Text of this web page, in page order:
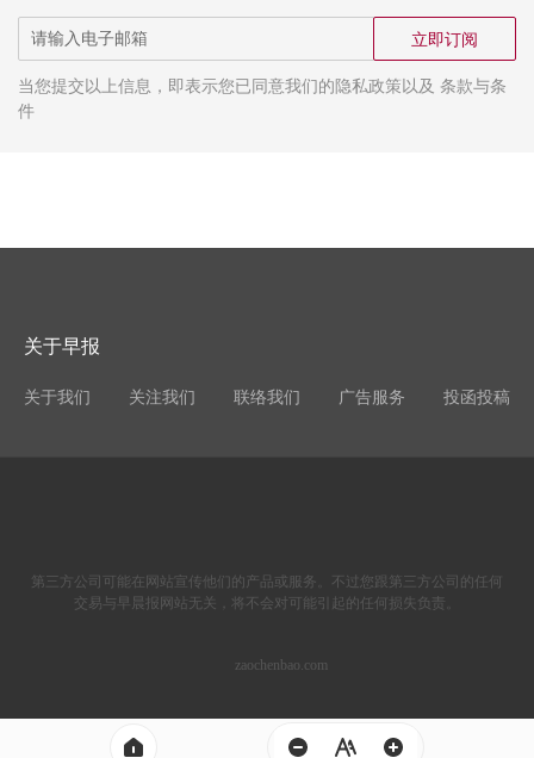
立即订阅
当您提交以上信息，即表示您已同意我们的隐私政策以及 条款与条
件
关于早报
关于我们 关注我们 联络我们 广告服务 投函投稿
第三方公司可能在网站宣传他们的产品或服务。不过您跟第三方公司的任何
交易与早晨报网站无关，将不会对可能引起的任何损失负责。
zaochenbao.com